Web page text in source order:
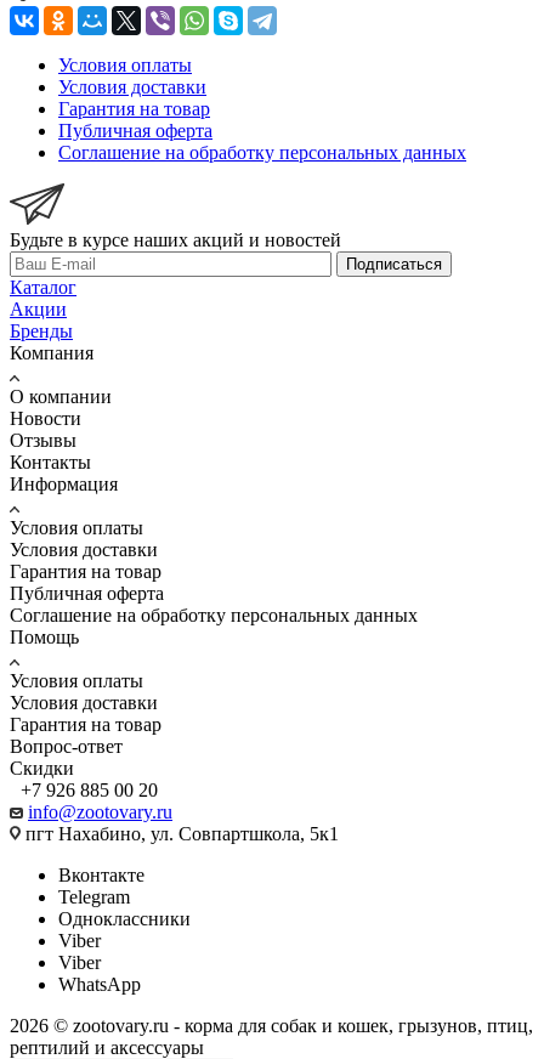
Условия оплаты
Условия доставки
Гарантия на товар
Публичная оферта
Соглашение на обработку персональных данных
Будьте в курсе наших акций и новостей
Подписаться
Каталог
Акции
Бренды
Компания
О компании
Новости
Отзывы
Контакты
Информация
Условия оплаты
Условия доставки
Гарантия на товар
Публичная оферта
Соглашение на обработку персональных данных
Помощь
Условия оплаты
Условия доставки
Гарантия на товар
Вопрос-ответ
Скидки
+7 926 885 00 20
info@zootovary.ru
пгт Нахабино, ул. Совпартшкола, 5к1
Вконтакте
Telegram
Одноклассники
Viber
Viber
WhatsApp
2026 © zootovary.ru - корма для собак и кошек, грызунов, птиц,
рептилий и аксессуары